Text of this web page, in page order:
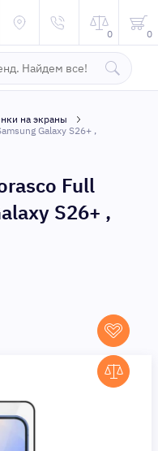
0 0
на экраны
Galaxy S26+ ,
Full
S26+ ,